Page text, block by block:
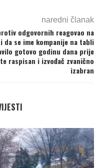
naredni članak
odgovornih reagovao na
da se ime kompanije na tabli
gotovo godinu dana prije
raspisan i izvođač zvanično
izabran